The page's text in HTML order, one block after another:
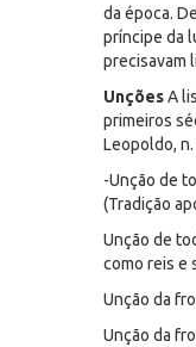
da época.
príncipe da
precisavam
UnçõesA
primeiros
Leopoldo,
-Unção de
(Tradição
Unção de
como reis e
Unção da
Unção da